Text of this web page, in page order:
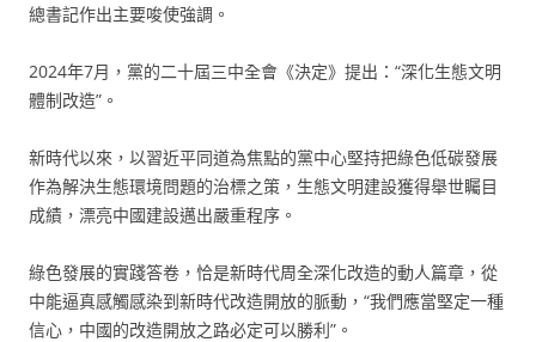
總書記作出主要唆使強調。
2024年7月，黨的二十屆三中全會《決定》提出：“深化生態文明
體制改造”。
新時代以來，以習近平同道為焦點的黨中心堅持把綠色低碳發展
作為解決生態環境問題的治標之策，生態文明建設獲得舉世矚目
成績，漂亮中國建設邁出嚴重程序。
綠色發展的實踐答卷，恰是新時代周全深化改造的動人篇章，從
中能逼真感觸感染到新時代改造開放的脈動，“我們應當堅定一種
信心，中國的改造開放之路必定可以勝利”。